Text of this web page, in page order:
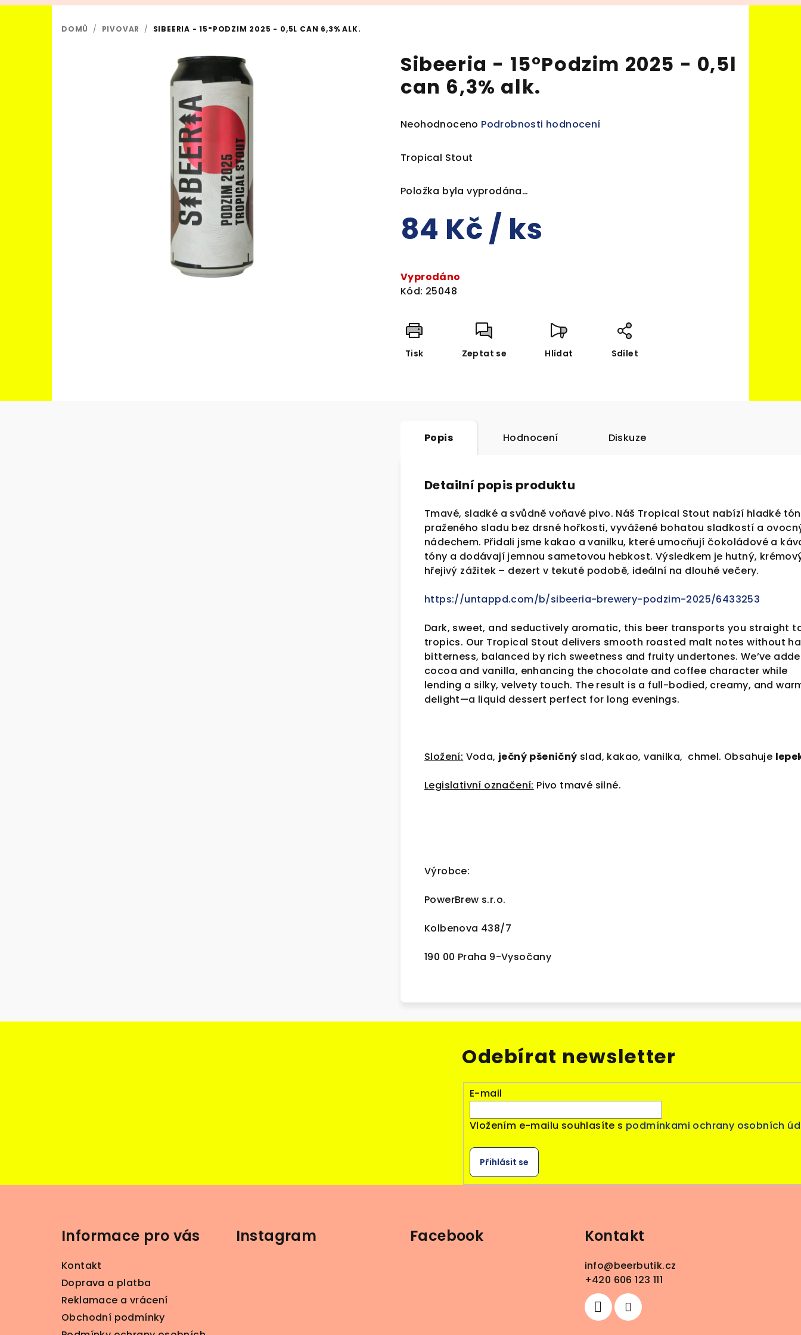
DOMŮ / PIVOVAR / SIBEERIA - 15°PODZIM 2025 - 0,5L CAN 6,3% ALK.
Sibeeria - 15°Podzim 2025 - 0,5l
can 6,3% alk.
Průměrné
produktu
z
hvězdiček.
Neohodnoceno Podrobnosti hodnocení
Tropical Stout
Položka byla vyprodána…
84 Kč/ ks
cena:
Vyprodáno
Kód: 25048
Tisk Zeptat se Hlídat Sdílet
Popis Hodnocení Diskuze
Detailní popis produktu
Tmavé, sladké a svůdně voňavé pivo. Náš Tropical Stout nabízí hladké
praženého sladu bez drsné hořkosti, vyvážené bohatou sladkostí a
nádechem. Přidali jsme kakao a vanilku, které umocňují čokoládové a
tóny a dodávají jemnou sametovou hebkost. Výsledkem je hutný,
hřejivý zážitek – dezert v tekuté podobě, ideální na dlouhé večery.
https://untappd.com/b/sibeeria-brewery-podzim-2025/6433253
Dark, sweet, and seductively aromatic, this beer transports you straight
tropics. Our Tropical Stout delivers smooth roasted malt notes without
bitterness, balanced by rich sweetness and fruity undertones. We’ve
cocoa and vanilla, enhancing the chocolate and coffee character while
lending a silky, velvety touch. The result is a full-bodied, creamy, and
delight—a liquid dessert perfect for long evenings.
Složení: Voda, ječný pšeničný slad, kakao, vanilka, chmel. Obsahuje
Legislativní označení: Pivo tmavé silné.
Výrobce:
PowerBrew s.r.o.
Kolbenova 438/7
190 00 Praha 9-Vysočany
Odebírat newsletter
E-mail
Vložením e-mailu souhlasíte s podmínkami ochrany osobních
Přihlásit se
Informace pro vás
Kontakt
Doprava a platba
Reklamace a vrácení
Obchodní podmínky
Instagram Facebook Kontakt
info@beerbutik.cz
+420 606 123 111